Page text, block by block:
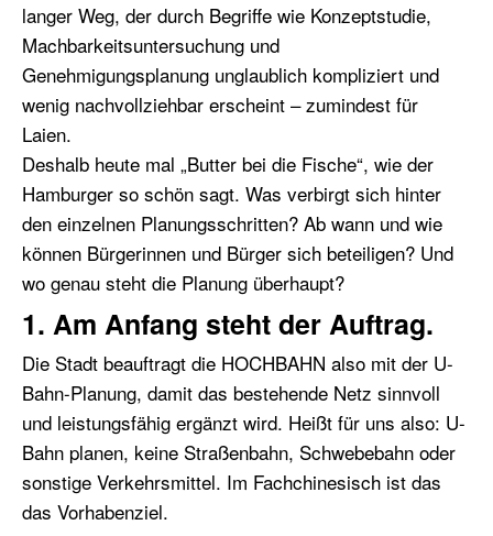
langer Weg, der durch Begriffe wie Konzeptstudie,
Machbarkeitsuntersuchung und
Genehmigungsplanung unglaublich kompliziert und
wenig nachvollziehbar erscheint – zumindest für
Laien.
Deshalb heute mal „Butter bei die Fische“, wie der
Hamburger so schön sagt. Was verbirgt sich hinter
den einzelnen Planungsschritten? Ab wann und wie
können Bürgerinnen und Bürger sich beteiligen? Und
wo genau steht die Planung überhaupt?
1. Am Anfang steht der Auftrag.
Die Stadt beauftragt die HOCHBAHN also mit der U-
Bahn-Planung, damit das bestehende Netz sinnvoll
und leistungsfähig ergänzt wird. Heißt für uns also: U-
Bahn planen, keine Straßenbahn, Schwebebahn oder
sonstige Verkehrsmittel. Im Fachchinesisch ist das
das Vorhabenziel.